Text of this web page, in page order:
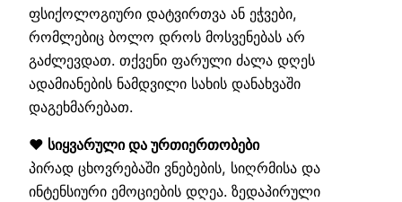
ფსიქოლოგიური დატვირთვა ან ეჭვები,
რომლებიც ბოლო დროს მოსვენებას არ
გაძლევდათ. თქვენი ფარული ძალა დღეს
ადამიანების ნამდვილი სახის დანახვაში
დაგეხმარებათ.
❤️ სიყვარული და ურთიერთობები
პირად ცხოვრებაში ვნებების, სიღრმისა და
ინტენსიური ემოციების დღეა. ზედაპირული